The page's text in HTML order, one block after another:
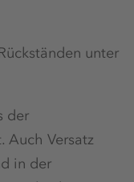
unter
der
Auch Versatz
in der